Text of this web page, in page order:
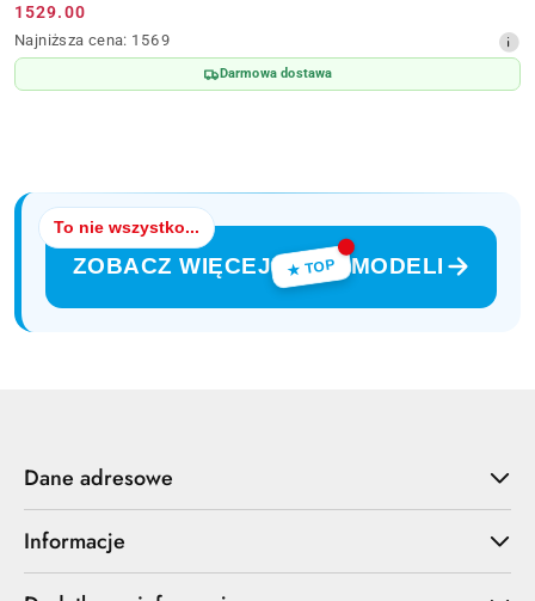
Cena
promocyjna:
1529.00
Najniższa
cena
z
Najniższa cena: 1569
Darmowa dostawa
To nie wszystko...
ZOBACZ WIĘCEJ ★ TOP MODELI
Dane adresowe
Informacje